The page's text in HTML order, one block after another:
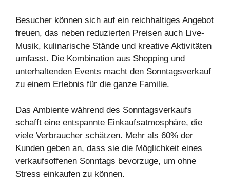
Besucher können sich auf ein reichhaltiges Angebot
freuen, das neben reduzierten Preisen auch Live-
Musik, kulinarische Stände und kreative Aktivitäten
umfasst. Die Kombination aus Shopping und
unterhaltenden Events macht den Sonntagsverkauf
zu einem Erlebnis für die ganze Familie.
Das Ambiente während des Sonntagsverkaufs
schafft eine entspannte Einkaufsatmosphäre, die
viele Verbraucher schätzen. Mehr als 60% der
Kunden geben an, dass sie die Möglichkeit eines
verkaufsoffenen Sonntags bevorzuge, um ohne
Stress einkaufen zu können.